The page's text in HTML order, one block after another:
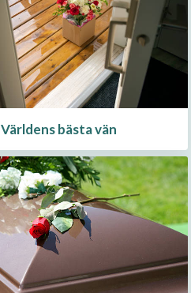
Världens bästa vän